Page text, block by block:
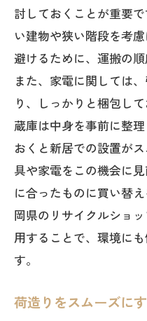
討しておくことが重要
い建物や狭い階段を考
避けるために、運搬の
また、家電に関しては
り、しっかりと梱包し
蔵庫は中身を事前に整
おくと新居での設置が
具や家電をこの機会に
に合ったものに買い替
岡県のリサイクルショ
用することで、環境に
す。
荷造りをスムーズに